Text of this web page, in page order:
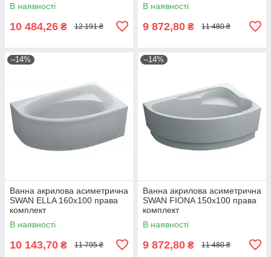
В наявності
10 484,26 ₴ 12 191 ₴
В наявності
9 872,80 ₴ 11 480 ₴
–14%
Ванна акрилова асиметрична
SWAN ELLA 160x100 права
комплект
В наявності
10 143,70 ₴ 11 795 ₴
–14%
Ванна акрилова асиметрична
SWAN FIONA 150x100 права
комплект
В наявності
9 872,80 ₴ 11 480 ₴